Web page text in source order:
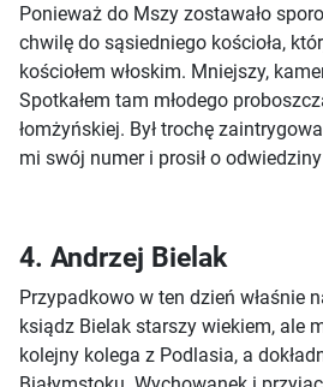
Ponieważ do Mszy zostawało
chwilę do sąsiedniego kościoła,
kościołem włoskim. Mniejszy,
Spotkałem tam młodego
łomżyńskiej. Był trochę
mi swój numer i prosił o
4. Andrzej Bielak
Przypadkowo w ten dzień właśnie
ksiądz Bielak starszy wiekiem, ale
kolejny kolega z Podlasia, a